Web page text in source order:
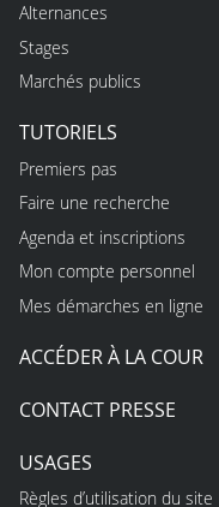
Alternances
Stages
Marchés publics
TUTORIELS
Premiers pas
Faire une recherche
Agenda et inscriptions
Mon compte personnel
Mes démarches en ligne
ACCÉDER À LA COUR
CONTACT PRESSE
USAGES
Règles d’utilisation du site